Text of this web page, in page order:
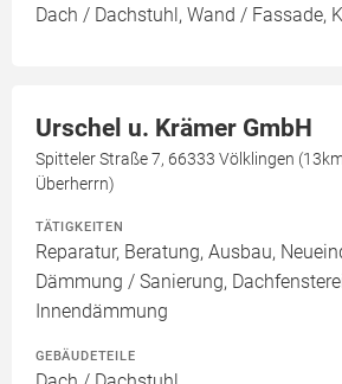
Dach / Dachstuhl, Wand / Fassade,
Urschel u. Krämer GmbH
Spitteler Straße 7, 66333 Völklingen
Überherrn)
TÄTIGKEITEN
Reparatur, Beratung, Ausbau,
Dämmung / Sanierung,
Innendämmung
GEBÄUDETEILE